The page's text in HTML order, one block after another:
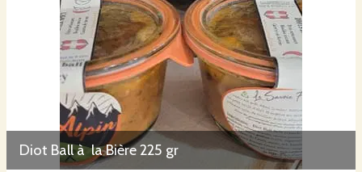
Diot Ball à la Bière 225 gr